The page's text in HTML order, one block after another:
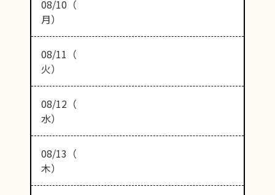
08/10（
月）
08/11（
火）
08/12（
水）
08/13（
木）